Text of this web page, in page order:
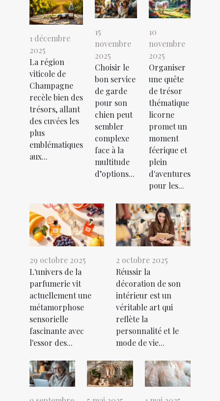
1 décembre
2025
La région
viticole de
Champagne
recèle bien des
trésors, allant
des cuvées les
plus
emblématiques
aux...
15
novembre
2025
Choisir le
bon service
de garde
pour son
chien peut
sembler
complexe
face à la
multitude
d’options...
10
novembre
2025
Organiser
une quête
de trésor
thématique
licorne
promet un
moment
féerique et
plein
d'aventures
pour les...
29 octobre 2025
L'univers de la
parfumerie vit
actuellement une
métamorphose
sensorielle
fascinante avec
l'essor des...
2 octobre 2025
Réussir la
décoration de son
intérieur est un
véritable art qui
reflète la
personnalité et le
mode de vie...